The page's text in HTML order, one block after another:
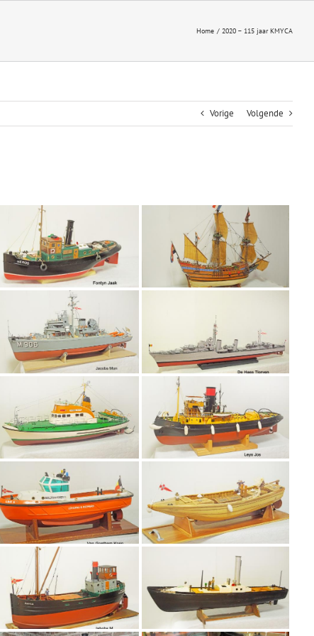
Home 2020 – 115 jaar KMYCA
Vorige Volgende